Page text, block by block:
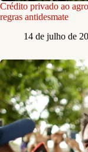
Crédito privado ao
regras antidesmate
14 de julho de